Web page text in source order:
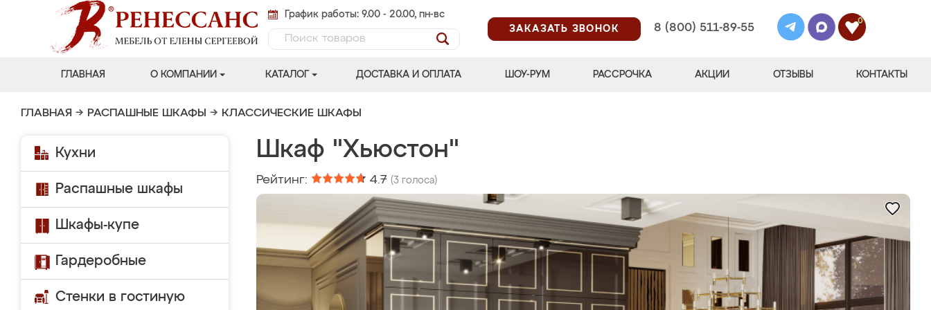
График работы: 9.00 - 20.00, пн-вс
ЗАКАЗАТЬ ЗВОНОК
8 (800) 511-89-55
0
ГЛАВНАЯ О КОМПАНИИ КАТАЛОГ ДОСТАВКА И ОПЛАТА ШОУ-РУМ РАССРОЧКА АКЦИИ ОТЗЫВЫ КОНТАКТЫ
ГЛАВНАЯ → РАСПАШНЫЕ ШКАФЫ → КЛАССИЧЕСКИЕ ШКАФЫ
Кухни
Распашные шкафы
Шкафы-купе
Гардеробные
Стенки в гостиную
Шкаф "Хьюстон"
Рейтинг: 4.7 (3 голоса)